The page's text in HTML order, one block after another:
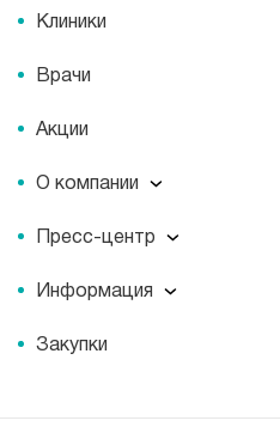
Клиники
Врачи
Акции
О компании
О компании
Миссия
История
Документы
Пресс-центр
Пресс-центр
Новости
Журнал для пациентов
Информация
Информация
Справочник направлений
Закупки